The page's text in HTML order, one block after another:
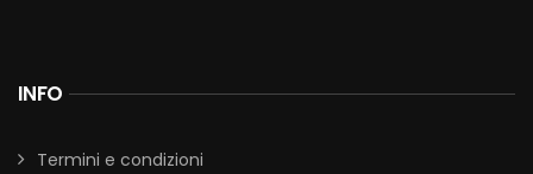
INFO
Termini e condizioni